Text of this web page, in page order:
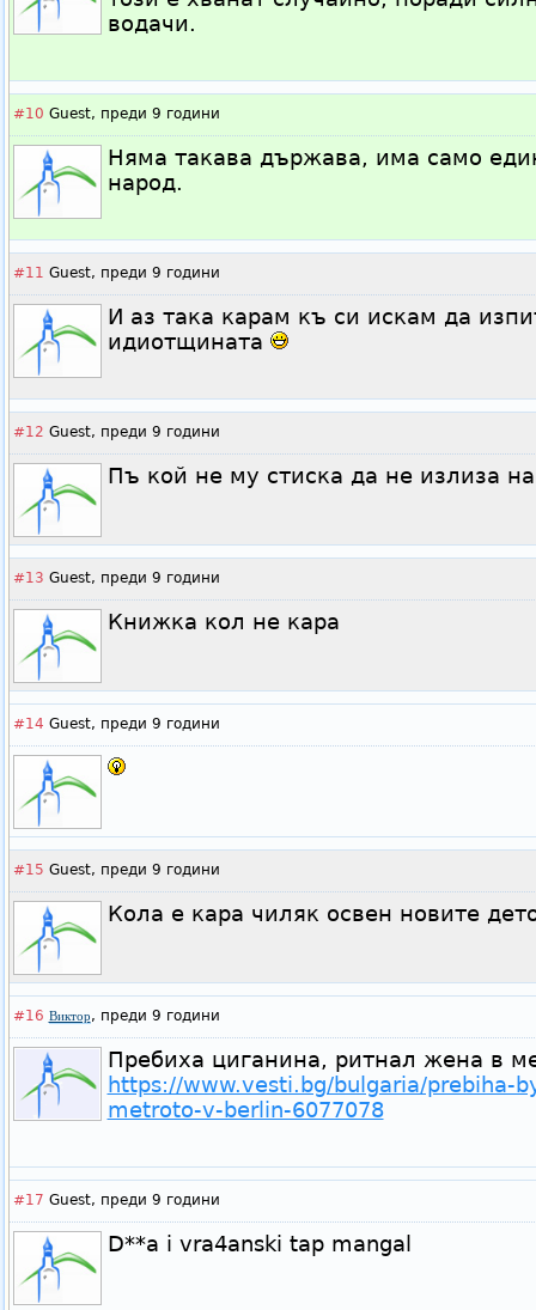
водачи.
#10 Guest, преди 9 години
Няма такава държава, има само
народ.
#11 Guest, преди 9 години
И аз така карам къ си искам да
идиотщината
#12 Guest, преди 9 години
Пъ кой не му стиска да не излиза
#13 Guest, преди 9 години
Книжка кол не кара
#14 Guest, преди 9 години
#15 Guest, преди 9 години
Кола е кара чиляк освен новите
#16 Виктор, преди 9 години
Пребиха циганина, ритнал жена в
https://www.vesti.bg/bulgaria/prebiha-
metroto-v-berlin-6077078
#17 Guest, преди 9 години
D**a i vra4anski tap mangal